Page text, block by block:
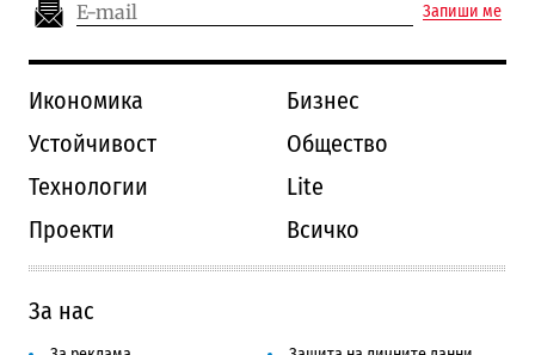
Запиши ме
Икономика
Бизнес
Устойчивост
Общество
Технологии
Lite
Проекти
Всичко
За нас